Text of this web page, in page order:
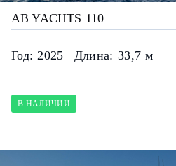
AB YACHTS 110
Год: 2025 Длина: 33,7 м
В НАЛИЧИИ